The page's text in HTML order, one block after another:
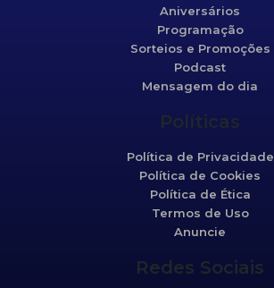
Aniversários
Programação
Sorteios e Promoções
Podcast
Mensagem do dia
Políticas
Política de Privacidade
Política de Cookies
Política de Ética
Termos de Uso
Anuncie
Redes Sociais